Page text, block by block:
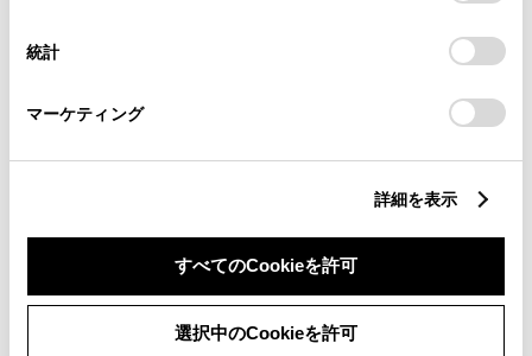
意したことになります。Cookie(クッキー)のオプトアウト、
設定の変更、同意を撤回したりするにあたっては、当社の
「Cookie（クッキー）情報の取り扱いについて
」をご覧くだ
統計
マーケティング
詳細を表示
すべてのCookieを許可
選択中のCookieを許可
両・用品をご体感いただけます。
詳細を見る